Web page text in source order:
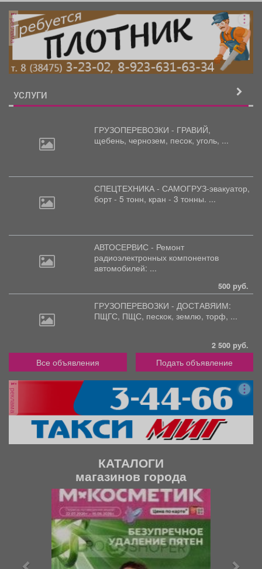
реклама
УСЛУГИ
ГРУЗОПЕРЕВОЗКИ - ГРАВИЙ,
щебень, чернозем, песок, уголь, ...
СПЕЦТЕХНИКА - САМОГРУЗ-эвакуатор,
борт - 5 тонн, кран - 3 тонны. ...
АВТОСЕРВИС - Ремонт
радиоэлектронных компонентов
автомобилей: ...
500 руб.
ГРУЗОПЕРЕВОЗКИ - ДОСТАВЯИМ:
ПЩГС, ПЩС, пескок, землю, торф, ...
2 500 руб.
Все объявления Подать объявление
реклама
КАТАЛОГИ
магазинов города